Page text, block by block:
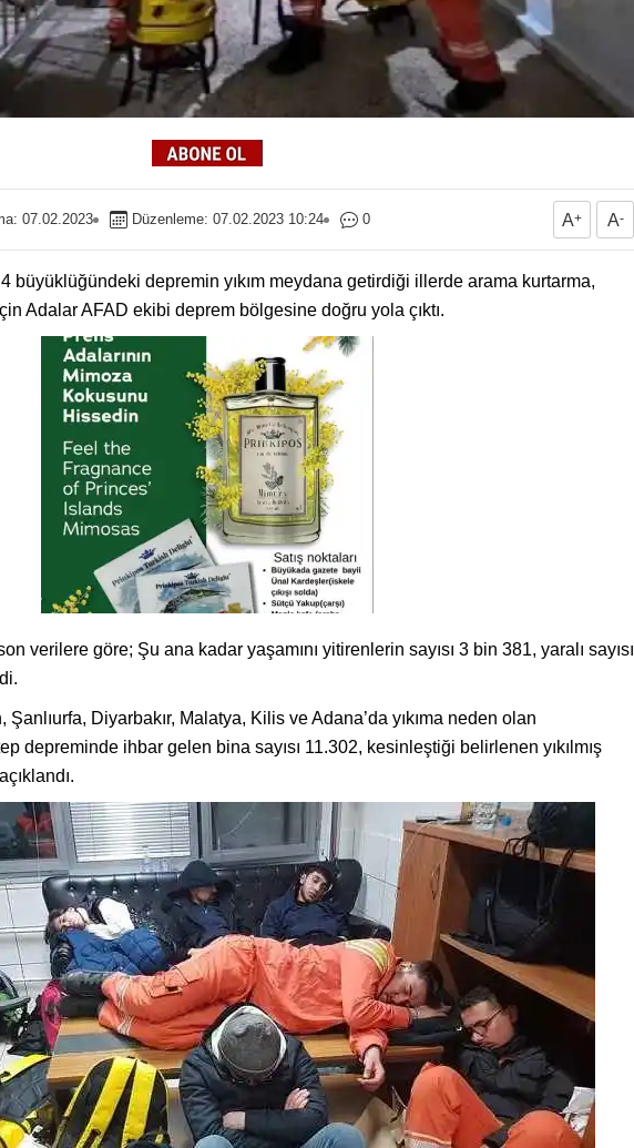
07.02.2023 Düzenleme: 07.02.2023 10:24 0 A+ A-
büyüklüğündeki depremin yıkım meydana getirdiği illerde arama kurtarma,
Adalar AFAD ekibi deprem bölgesine doğru yola çıktı.
verilere göre; Şu ana kadar yaşamını yitirenlerin sayısı 3 bin 381, yaralı sayısı
Şanlıurfa, Diyarbakır, Malatya, Kilis ve Adana’da yıkıma neden olan
depreminde ihbar gelen bina sayısı 11.302, kesinleştiği belirlenen yıkılmış